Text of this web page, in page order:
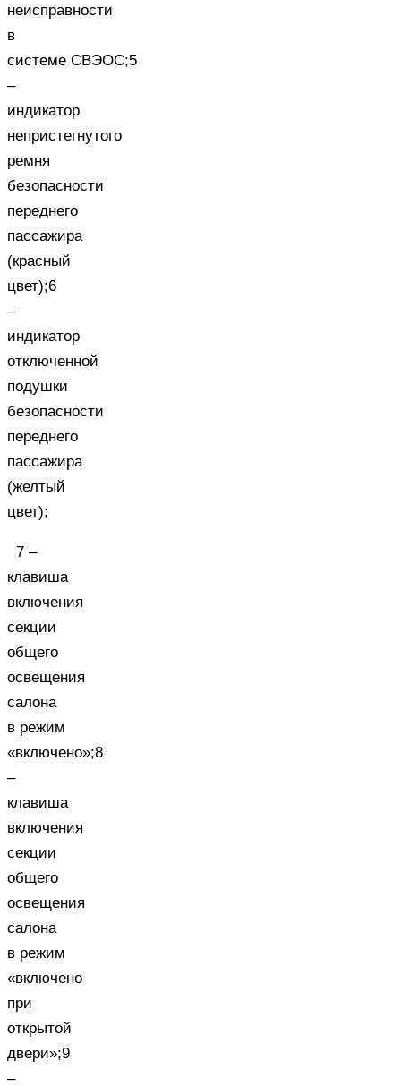
неисправности
в
системе СВЭОС;5
–
индикатор
непристегнутого
ремня
безопасности
переднего
пассажира
(красный
цвет);6
–
индикатор
отключенной
подушки
безопасности
переднего
пассажира
(желтый
цвет);
7 –
клавиша
включения
секции
общего
освещения
салона
в режим
«включено»;8
–
клавиша
включения
секции
общего
освещения
салона
в режим
«включено
при
открытой
двери»;9
–